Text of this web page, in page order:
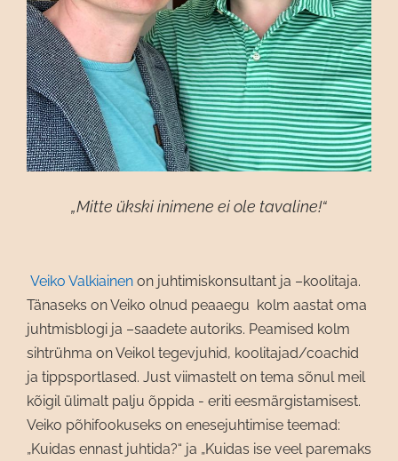
„Mitte ükski inimene ei ole tavaline!“
Veiko Valkiainen on juhtimiskonsultant ja –koolitaja.
Tänaseks on Veiko olnud peaaegu kolm aastat oma
juhtmisblogi ja –saadete autoriks. Peamised kolm
sihtrühma on Veikol tegevjuhid, koolitajad/coachid
ja tippsportlased. Just viimastelt on tema sõnul meil
kõigil ülimalt palju õppida - eriti eesmärgistamisest.
Veiko põhifookuseks on enesejuhtimise teemad:
„Kuidas ennast juhtida?“ ja „Kuidas ise veel paremaks